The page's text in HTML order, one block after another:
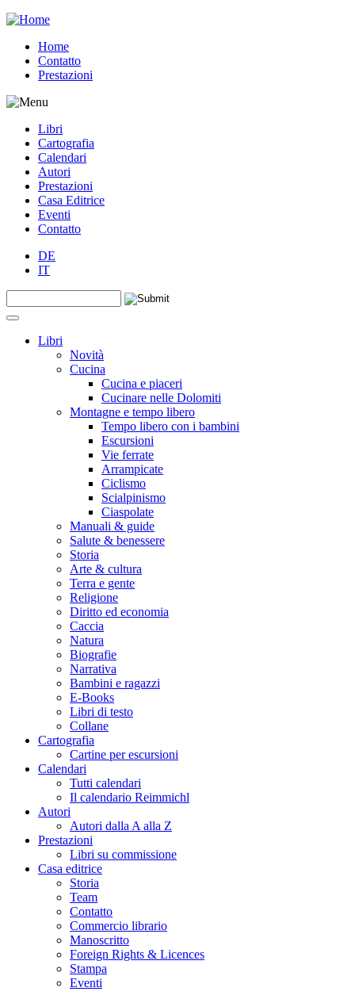
Jump to navigation
Home
Contatto
Prestazioni
Libri
Cartografia
Calendari
Autori
Prestazioni
Casa Editrice
Eventi
Contatto
DE
IT
Form di ricerca
Libri
Novità
Cucina
Cucina e piaceri
Cucinare nelle Dolomiti
Montagne e tempo libero
Tempo libero con i bambini
Escursioni
Vie ferrate
Arrampicate
Ciclismo
Scialpinismo
Ciaspolate
Manuali & guide
Salute & benessere
Storia
Arte & cultura
Terra e gente
Religione
Diritto ed economia
Caccia
Natura
Biografie
Narrativa
Bambini e ragazzi
E-Books
Libri di testo
Collane
Cartografia
Cartine per escursioni
Calendari
Tutti calendari
Il calendario Reimmichl
Autori
Autori dalla A alla Z
Prestazioni
Libri su commissione
Casa editrice
Storia
Team
Contatto
Commercio librario
Manoscritto
Foreign Rights & Licences
Stampa
Eventi